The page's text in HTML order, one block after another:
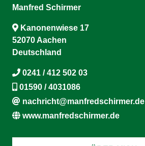
Manfred Schirmer
Kanonenwiese 17
52070 Aachen
Deutschland
0241 / 412 502 03
01590 / 4031086
nachricht@manfredschirmer.de
www.manfredschirmer.de